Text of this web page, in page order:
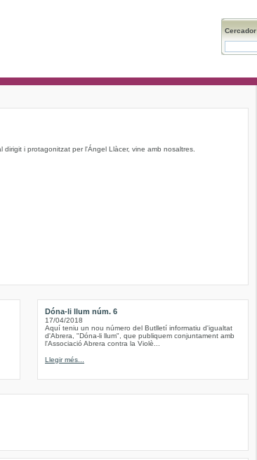
Cercador
i protagonitzat per l'Ángel Llàcer, vine amb nosaltres.
Dóna-li llum núm. 6
17/04/2018
Aquí teniu un nou número del Butlletí informatiu d'igualtat
d'Abrera, "Dóna-li llum", que publiquem conjuntament amb
l'Associació Abrera contra la Violè...
Llegir més...